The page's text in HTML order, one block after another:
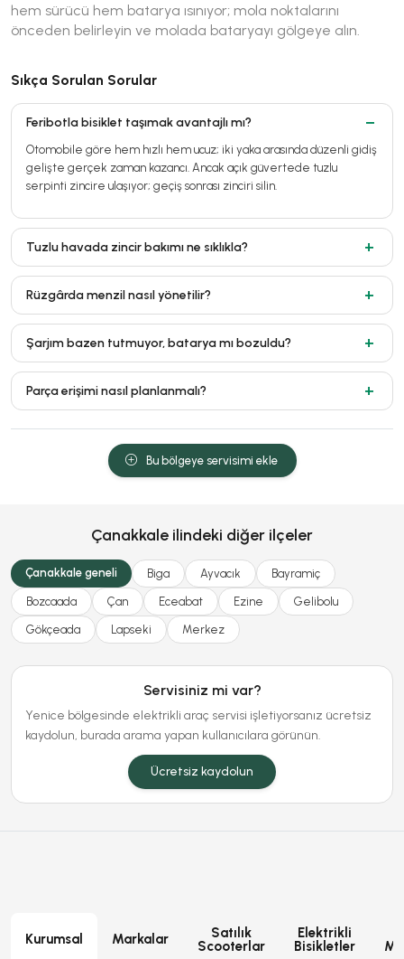
hem sürücü hem batarya ısınıyor; mola noktalarını
önceden belirleyin ve molada bataryayı gölgeye alın.
Sıkça Sorulan Sorular
Feribotla bisiklet taşımak avantajlı mı?
Otomobile göre hem hızlı hem ucuz; iki yaka arasında düzenli gidiş
gelişte gerçek zaman kazancı. Ancak açık güvertede tuzlu
serpinti zincire ulaşıyor; geçiş sonrası zinciri silin.
Tuzlu havada zincir bakımı ne sıklıkla?
Rüzgârda menzil nasıl yönetilir?
Şarjım bazen tutmuyor, batarya mı bozuldu?
Parça erişimi nasıl planlanmalı?
Bu bölgeye servisimi ekle
Çanakkale ilindeki diğer ilçeler
Çanakkale geneli Biga Ayvacık Bayramiç
Bozcaada Çan Eceabat Ezine Gelibolu
Gökçeada Lapseki Merkez
Servisiniz mi var?
Yenice bölgesinde elektrikli araç servisi işletiyorsanız ücretsiz
kaydolun, burada arama yapan kullanıcılara görünün.
Ücretsiz kaydolun
Kurumsal Markalar
Satılık
Scooterlar
Elektrikli
Bisikletler